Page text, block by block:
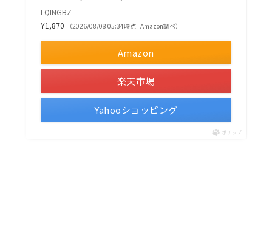
LQINGBZ
¥1,870
（2026/08/08 05:34時点 | Amazon調べ）
Amazon
楽天市場
Yahooショッピング
ポチップ